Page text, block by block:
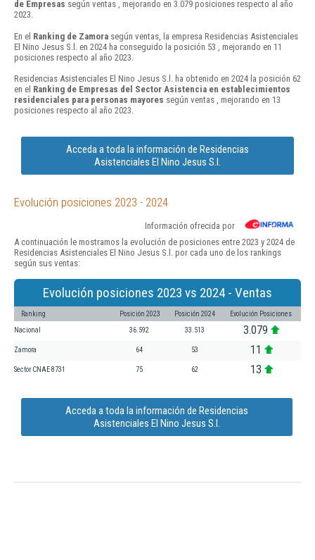
de Empresas según ventas , mejorando en 3.079 posiciones respecto al año
2023.
En el Ranking de Zamora según ventas, la empresa Residencias Asistenciales
El Nino Jesus S.l. en 2024 ha conseguido la posición 53 , mejorando en 11
posiciones respecto al año 2023.
Residencias Asistenciales El Nino Jesus S.l. ha obtenido en 2024 la posición 62
en el Ranking de Empresas del Sector Asistencia en establecimientos
residenciales para personas mayores según ventas , mejorando en 13
posiciones respecto al año 2023.
Acceda a toda la información de Residencias
Asistenciales El Nino Jesus S.l.
Evolución posiciones 2023 - 2024
Información ofrecida por
A continuación le mostramos la evolución de posiciones entre 2023 y 2024 de
Residencias Asistenciales El Nino Jesus S.l. por cada uno de los rankings
según sus ventas:
Evolución posiciones 2023 vs 2024 - Ventas
Ranking Posición 2023 Posición 2024 Evolución Posiciones
Nacional 36.592 33.513 3.079
Zamora 64 53 11
Sector CNAE 8731 75 62 13
Acceda a toda la información de Residencias
Asistenciales El Nino Jesus S.l.